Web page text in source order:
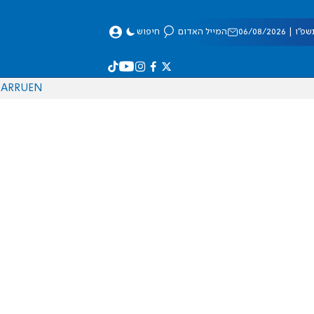
08/2026 המייל האדום חיפוש
EN
RU
AR